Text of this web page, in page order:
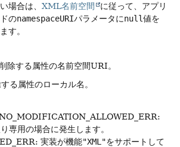
場合は、 XML名前空間
に従って、アプリ
のnamespaceURIパラメータにnull値を
す。
除する属性の名前空間URI。
る属性のローカル名。
専用の場合に発生します。
実装が機能"XML"をサポートして